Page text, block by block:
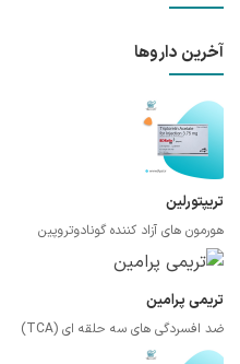
آخرین داروها
تریپتورلین
هورمون های آزاد کننده گونادوتروپین
تریمی پرامین
ضد افسردگی های سه حلقه ای (TCA)